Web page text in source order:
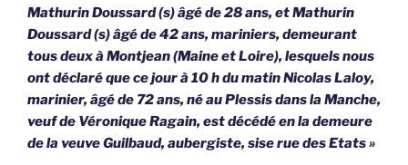
Mathurin Doussard (s) âgé de 28 ans, et Mathurin
Doussard (s) âgé de 42 ans, mariniers, demeurant
tous deux à Montjean (Maine et Loire), lesquels nous
ont déclaré que ce jour à 10 h du matin Nicolas Laloy,
marinier, âgé de 72 ans, né au Plessis dans la Manche,
veuf de Véronique Ragain, est décédé en la demeure
de la veuve Guilbaud, aubergiste, sise rue des Etats »